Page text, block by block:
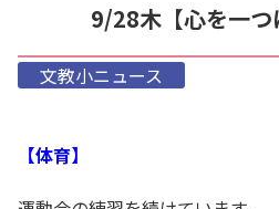
9/28木【心を一つ
文教小ニュース
【体育】